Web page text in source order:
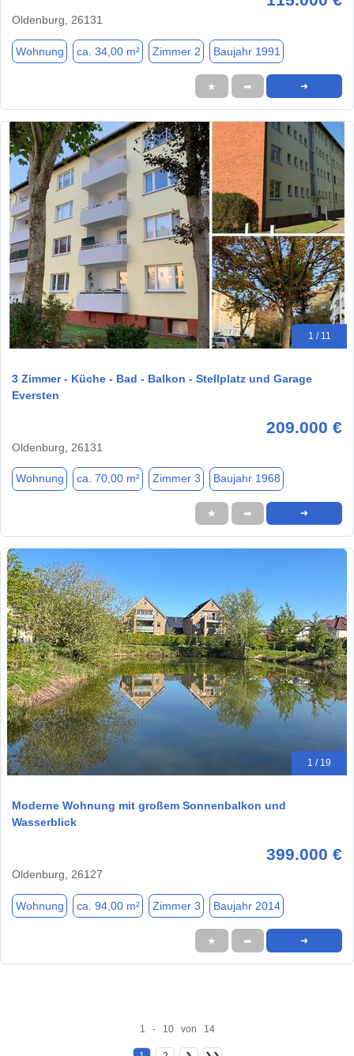
Oldenburg, 26131
Wohnung ca. 34,00 m² Zimmer 2 Baujahr 1991
★ ➦ ➜
1 / 11
3 Zimmer - Küche - Bad - Balkon - Stellplatz und Garage
Eversten
209.000 €
Oldenburg, 26131
Wohnung ca. 70,00 m² Zimmer 3 Baujahr 1968
★ ➦ ➜
1 / 19
Moderne Wohnung mit großem Sonnenbalkon und
Wasserblick
399.000 €
Oldenburg, 26127
Wohnung ca. 94,00 m² Zimmer 3 Baujahr 2014
★ ➦ ➜
1 - 10 von 14